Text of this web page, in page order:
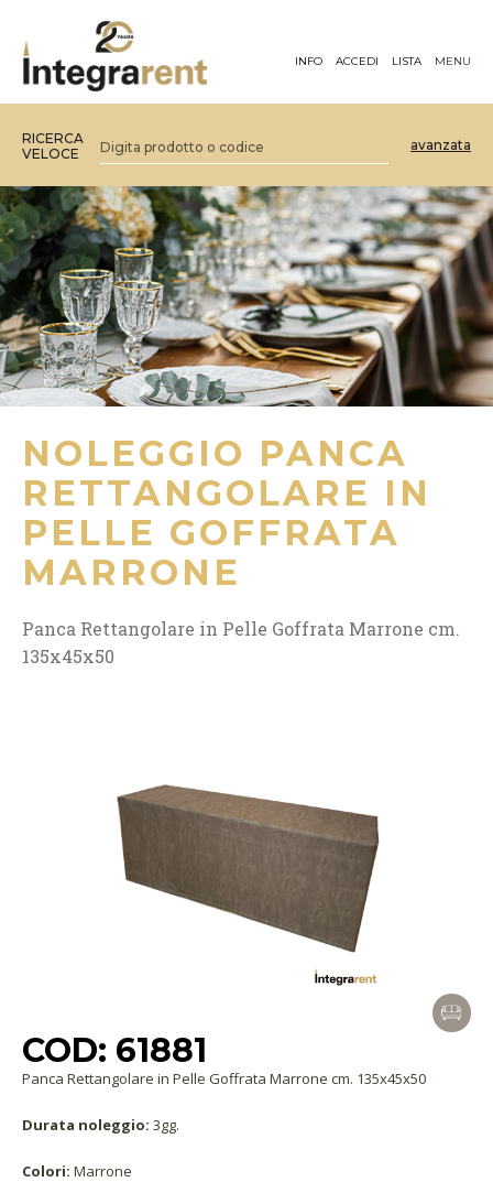
INFO ACCEDI LISTA MENU
RICERCA
VELOCE
avanzata
NOLEGGIO PANCA
RETTANGOLARE IN
PELLE GOFFRATA
MARRONE
Panca Rettangolare in Pelle Goffrata Marrone cm.
135x45x50
COD: 61881
Panca Rettangolare in Pelle Goffrata Marrone cm. 135x45x50
Durata noleggio: 3gg.
Colori: Marrone